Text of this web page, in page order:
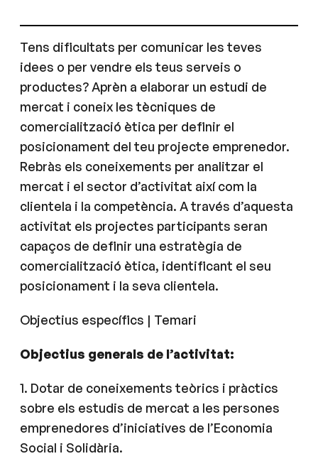
Tens dificultats per comunicar les teves
idees o per vendre els teus serveis o
productes? Aprèn a elaborar un estudi de
mercat i coneix les tècniques de
comercialització ètica per definir el
posicionament del teu projecte emprenedor.
Rebràs els coneixements per analitzar el
mercat i el sector d’activitat així com la
clientela i la competència. A través d’aquesta
activitat els projectes participants seran
capaços de definir una estratègia de
comercialització ètica, identificant el seu
posicionament i la seva clientela.
Objectius específics | Temari
Objectius generals de l’activitat:
1. Dotar de coneixements teòrics i pràctics
sobre els estudis de mercat a les persones
emprenedores d’iniciatives de l’Economia
Social i Solidària.